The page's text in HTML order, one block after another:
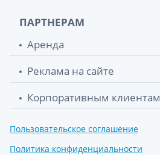
ПАРТНЕРАМ
Аренда
Реклама на сайте
Корпоративным клиентам
Пользовательское соглашение
Политика конфиденциальности